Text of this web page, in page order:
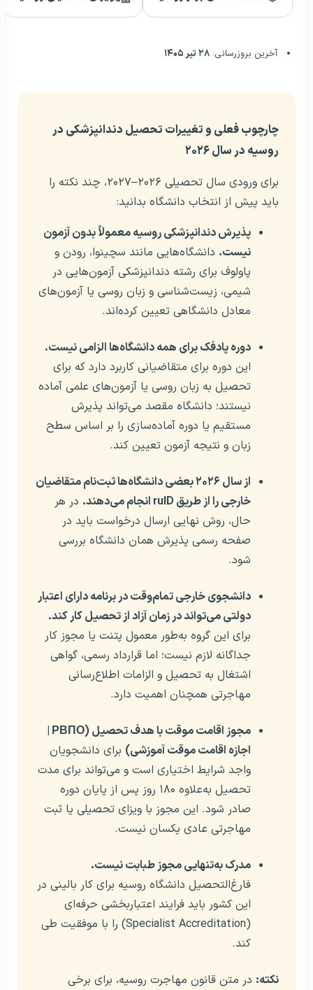
آخرین بروزرسانی: ۲۸ تیر ۱۴۰۵
چارچوب فعلی و تغییرات تحصیل دندانپزشکی در
روسیه در سال ۲۰۲۶
برای ورودی سال تحصیلی ۲۰۲۶–۲۰۲۷، چند نکته را
باید پیش از انتخاب دانشگاه بدانید:
پذیرش دندانپزشکی روسیه معمولاً بدون آزمون
نیست. دانشگاه‌هایی مانند سچینوا، رودن و
پاولوف برای رشته دندانپزشکی آزمون‌هایی در
شیمی، زیست‌شناسی و زبان روسی یا آزمون‌های
معادل دانشگاهی تعیین کرده‌اند.
دوره پادفک برای همه دانشگاه‌ها الزامی نیست.
این دوره برای متقاضیانی کاربرد دارد که برای
تحصیل به زبان روسی‌ یا آزمون‌های علمی آماده
نیستند؛ دانشگاه مقصد می‌تواند پذیرش
مستقیم یا دوره آماده‌سازی را بر اساس سطح
زبان و نتیجه آزمون تعیین کند.
از سال ۲۰۲۶ بعضی دانشگاه‌ها ثبت‌نام متقاضیان
خارجی را از طریق ruID انجام می‌دهند.
در هر
حال، روش نهایی ارسال درخواست باید در
صفحه رسمی پذیرش همان دانشگاه بررسی
شود.
دانشجوی خارجی تمام‌وقت در برنامه دارای اعتبار
دولتی می‌تواند در زمان آزاد از تحصیل کار کند.
برای این گروه به‌طور معمول پتنت یا مجوز کار
جداگانه لازم نیست؛ اما قرارداد رسمی، گواهی
اشتغال به تحصیل و الزامات اطلاع‌رسانی
مهاجرتی همچنان اهمیت دارد.
مجوز اقامت موقت با هدف تحصیل (РВПО |
اجازه اقامت موقت آموزشی) برای دانشجویان
واجد شرایط اختیاری است و می‌تواند برای مدت
تحصیل به‌علاوه ۱۸۰ روز پس از پایان دوره
صادر شود. این مجوز با ویزای تحصیلی یا ثبت
مهاجرتی عادی یکسان نیست.
مدرک به‌تنهایی مجوز طبابت نیست.
فارغ‌التحصیل دانشگاه روسیه برای کار بالینی در
این کشور باید فرایند اعتباربخشی حرفه‌ای
(Specialist Accreditation) را با موفقیت طی
کند.
نکته: در متن قانون مهاجرت روسیه، برای برخی